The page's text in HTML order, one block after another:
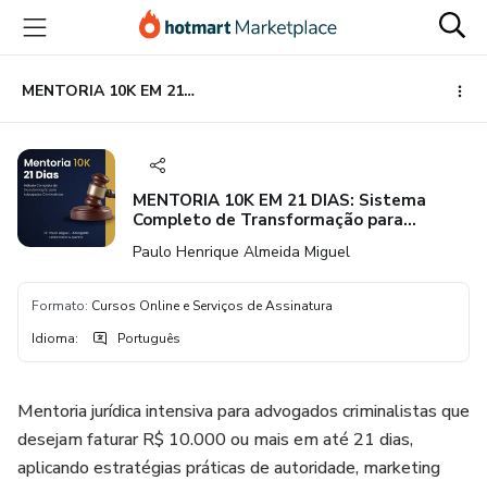
para
conteúdo
principal
para
pagamento
para
rodapé
MENTORIA 10K EM 21 DIAS: Sistema Completo de Transformação para Advogados Criminalistas
MENTORIA 10K EM 21 DIAS: Sistema
Completo de Transformação para
Paulo Henrique Almeida Miguel
Formato: Cursos Online e Serviços de Assinatura
Idioma: Português
Mentoria jurídica intensiva para advogados criminalistas que
desejam faturar R$ 10.000 ou mais em até 21 dias,
aplicando estratégias práticas de autoridade, marketing